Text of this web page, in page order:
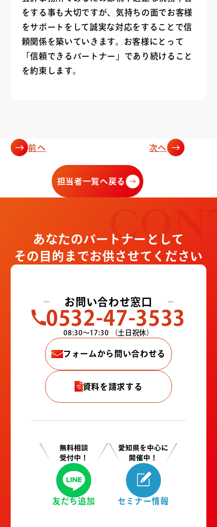
をする事も大切ですが、気持ちの面でお客様
をサポートをして誠実な対応をすることで信
頼関係を築いていきます。お客様にとって
「信頼できるパートナー」であり続けること
を約束します。
前へ
担当者一覧へ戻る
次へ
あなたのパートナーとして
その目的までお供させてください
お問い合わせ窓口
0532-47-3533
08:30〜17:30 （土日祝休）
フォームから問い合わせる
資料を請求する
友だち追加 セミナー情報